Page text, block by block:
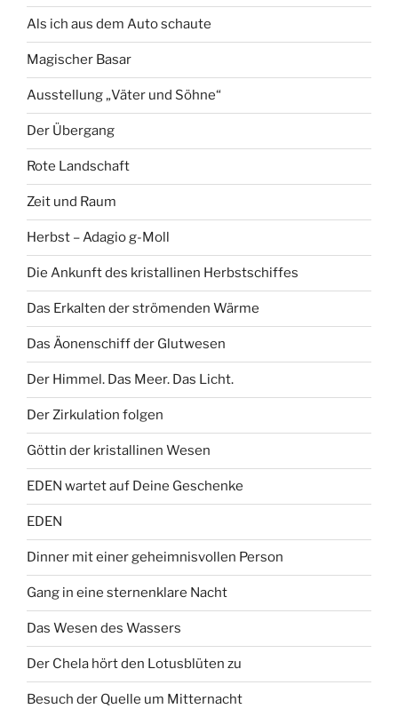
Als ich aus dem Auto schaute
Magischer Basar
Ausstellung „Väter und Söhne“
Der Übergang
Rote Landschaft
Zeit und Raum
Herbst – Adagio g-Moll
Die Ankunft des kristallinen Herbstschiffes
Das Erkalten der strömenden Wärme
Das Äonenschiff der Glutwesen
Der Himmel. Das Meer. Das Licht.
Der Zirkulation folgen
Göttin der kristallinen Wesen
EDEN wartet auf Deine Geschenke
EDEN
Dinner mit einer geheimnisvollen Person
Gang in eine sternenklare Nacht
Das Wesen des Wassers
Der Chela hört den Lotusblüten zu
Besuch der Quelle um Mitternacht